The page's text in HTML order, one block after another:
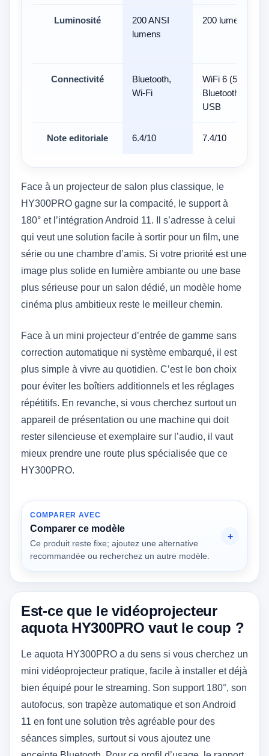
Luminosité
200 ANSI
lumens
200 lumens
Connectivité
Bluetooth,
Wi-Fi
WiFi 6 (5
Bluetooth 5.4,
USB
Note editoriale 6.4/10 7.4/10
Face à un projecteur de salon plus classique, le
HY300PRO gagne sur la compacité, le support à
180° et l’intégration Android 11. Il s’adresse à celui
qui veut une solution facile à sortir pour un film, une
série ou une chambre d’amis. Si votre priorité est une
image plus solide en lumière ambiante ou une base
plus sérieuse pour un salon dédié, un modèle home
cinéma plus ambitieux reste le meilleur chemin.
Face à un mini projecteur d’entrée de gamme sans
correction automatique ni système embarqué, il est
plus simple à vivre au quotidien. C’est le bon choix
pour éviter les boîtiers additionnels et les réglages
répétitifs. En revanche, si vous cherchez surtout un
appareil de présentation ou une machine qui doit
rester silencieuse et exemplaire sur l’audio, il vaut
mieux prendre une route plus spécialisée que ce
HY300PRO.
COMPARER AVEC
Comparer ce modèle
Ce produit reste fixe; ajoutez une alternative
recommandée ou recherchez un autre modèle.
Est-ce que le vidéoprojecteur
aquota HY300PRO vaut le coup ?
Le aquota HY300PRO a du sens si vous cherchez un
mini vidéoprojecteur pratique, facile à installer et déjà
bien équipé pour le streaming. Son support 180°, son
autofocus, son trapèze automatique et son Android
11 en font une solution très agréable pour des
séances simples, surtout si vous ajoutez une